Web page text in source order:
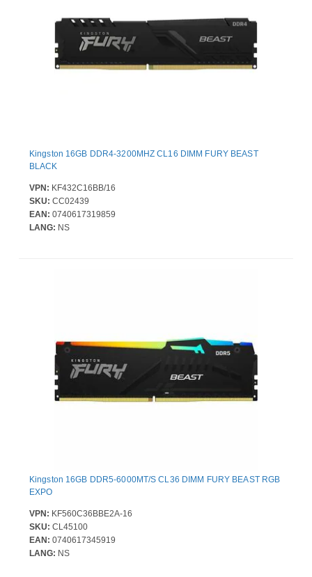
Kingston 16GB DDR4-3200MHZ CL16 DIMM FURY BEAST
BLACK
VPN: KF432C16BB/16
SKU: CC02439
EAN: 0740617319859
LANG: NS
Kingston 16GB DDR5-6000MT/S CL36 DIMM FURY BEAST RGB
EXPO
VPN: KF560C36BBE2A-16
SKU: CL45100
EAN: 0740617345919
LANG: NS